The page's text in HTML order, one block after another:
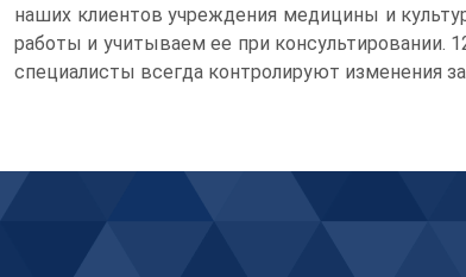
наших клиентов учреждения медицины и
работы и учитываем ее при консультировании.
специалисты всегда контролируют изменения